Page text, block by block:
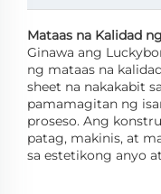
Mataas na Kalidad
Ginawa ang
ng mataas na
sheet na nakakabit
pamamagitan ng
proseso. Ang
patag, makinis, at
sa estetikong anyo